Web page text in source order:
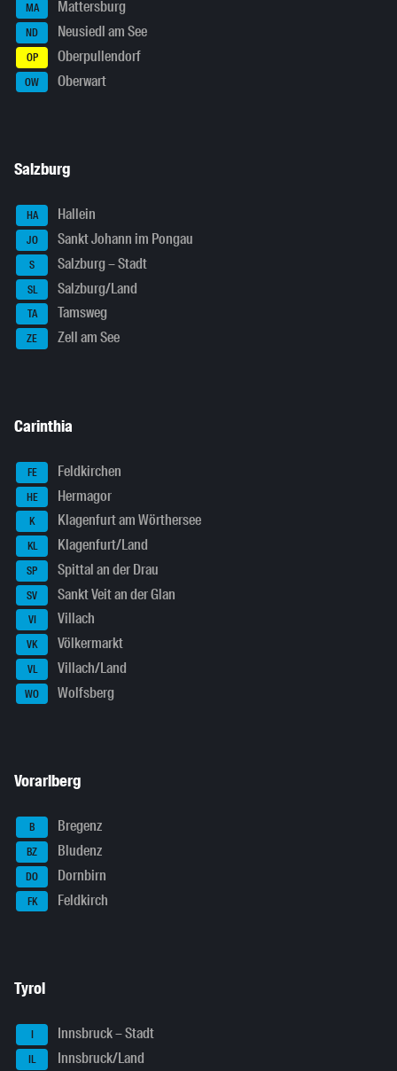
MA Mattersburg
ND Neusiedl am See
OP Oberpullendorf
OW Oberwart
Salzburg
HA Hallein
JO Sankt Johann im Pongau
S Salzburg – Stadt
SL Salzburg/Land
TA Tamsweg
ZE Zell am See
Carinthia
FE Feldkirchen
HE Hermagor
K Klagenfurt am Wörthersee
KL Klagenfurt/Land
SP Spittal an der Drau
SV Sankt Veit an der Glan
VI Villach
VK Völkermarkt
VL Villach/Land
WO Wolfsberg
Vorarlberg
B Bregenz
BZ Bludenz
DO Dornbirn
FK Feldkirch
Tyrol
I Innsbruck – Stadt
IL Innsbruck/Land